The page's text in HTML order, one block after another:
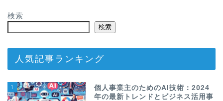
検索
検索
人気記事ランキング
1
個人事業主のためのAI技術：2024
年の最新トレンドとビジネス活用事